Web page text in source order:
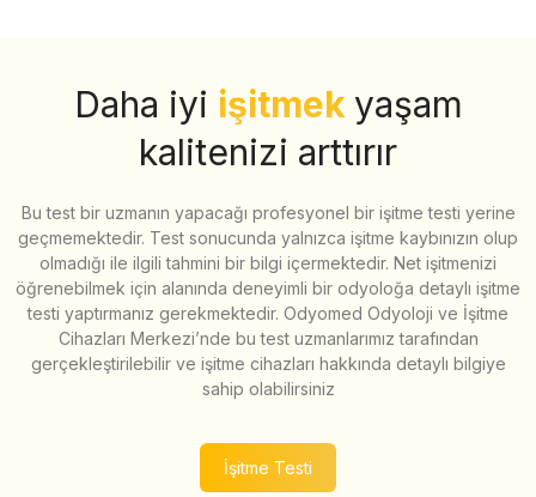
Daha iyi işitmek yaşam
kalitenizi arttırır
Bu test bir uzmanın yapacağı profesyonel bir işitme testi yerine
geçmemektedir. Test sonucunda yalnızca işitme kaybınızın olup
olmadığı ile ilgili tahmini bir bilgi içermektedir. Net işitmenizi
öğrenebilmek için alanında deneyimli bir odyoloğa detaylı işitme
testi yaptırmanız gerekmektedir. Odyomed Odyoloji ve İşitme
Cihazları Merkezi’nde bu test uzmanlarımız tarafından
gerçekleştirilebilir ve işitme cihazları hakkında detaylı bilgiye
sahip olabilirsiniz
İşitme Testi